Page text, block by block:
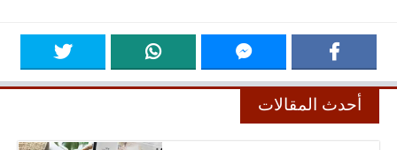
أحدث المقالات